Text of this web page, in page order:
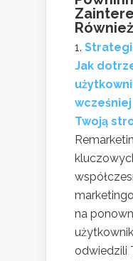
Jak
Twoją
na
odwiedzili